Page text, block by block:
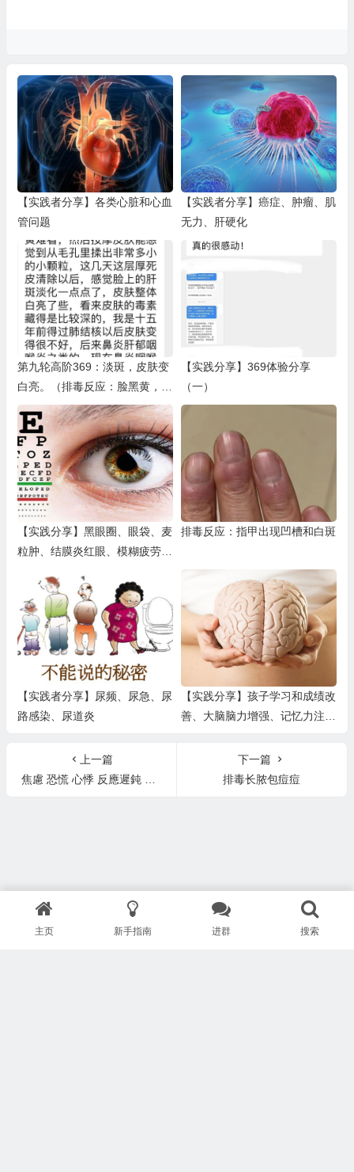
【实践者分享】各类心脏和心血
管问题
【实践者分享】癌症、肿瘤、肌
无力、肝硬化
第九轮高阶369：淡斑，皮肤变
白亮。（排毒反应：脸黑黄，皮
肤排脏东西死皮）
【实践分享】369体验分享
（一）
【实践分享】黑眼圈、眼袋、麦
粒肿、结膜炎红眼、模糊疲劳干
排毒反应：指甲出现凹槽和白斑
【实践者分享】尿频、尿急、尿
路感染、尿道炎
【实践分享】孩子学习和成绩改
善、大脑脑力增强、记忆力注意
上一篇
焦慮 恐慌 心悸 反應遲鈍 健忘 沒有力氣
下一篇
排毒长脓包痘痘
主页 新手指南 进群 搜索